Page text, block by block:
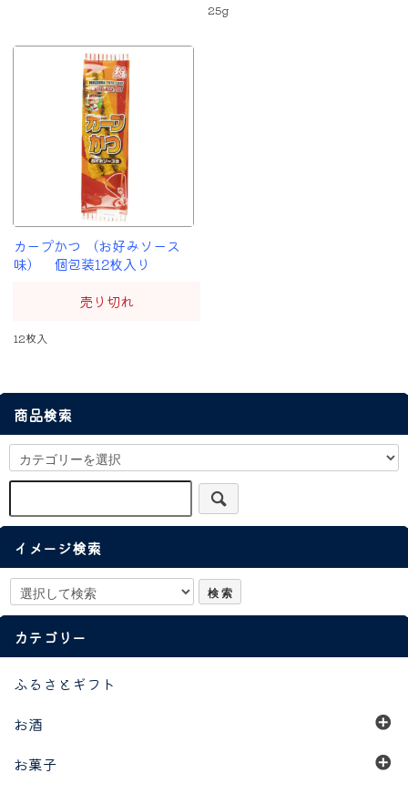
25g
カープかつ （お好みソース
味） 個包装12枚入り
売り切れ
12枚入
商品検索
イメージ検索
カテゴリー
ふるさとギフト
お酒
お菓子